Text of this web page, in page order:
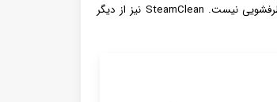
مانده غذا را از بین می برد که این گونه نیازی به تمیز کردن اقلام با دست قبل از قرار دادن آنها در ماشین ظرفشویی نیست. SteamClean نیز از دیگر